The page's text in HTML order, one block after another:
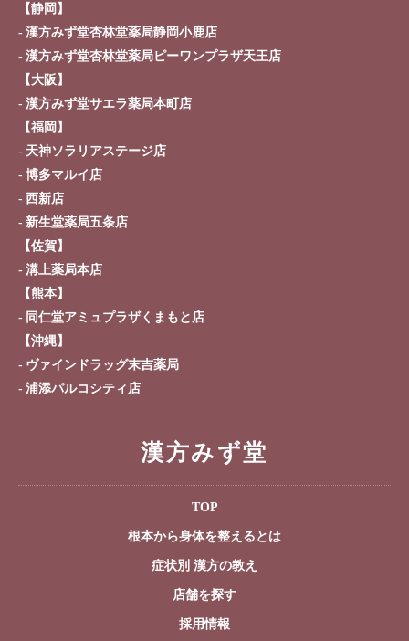
【静岡】
漢方みず堂杏林堂薬局静岡小鹿店
漢方みず堂杏林堂薬局ピーワンプラザ天王店
【大阪】
漢方みず堂サエラ薬局本町店
【福岡】
天神ソラリアステージ店
博多マルイ店
西新店
新生堂薬局五条店
【佐賀】
溝上薬局本店
【熊本】
同仁堂アミュプラザくまもと店
【沖縄】
ヴァインドラッグ末吉薬局
浦添パルコシティ店
漢方みず堂
TOP
根本から身体を整えるとは
症状別 漢方の教え
店舗を探す
採用情報